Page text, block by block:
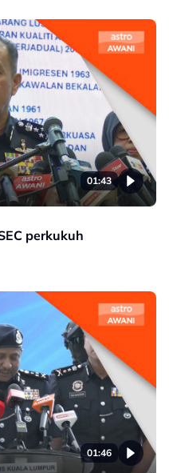
01:43
perkukuh
01:46